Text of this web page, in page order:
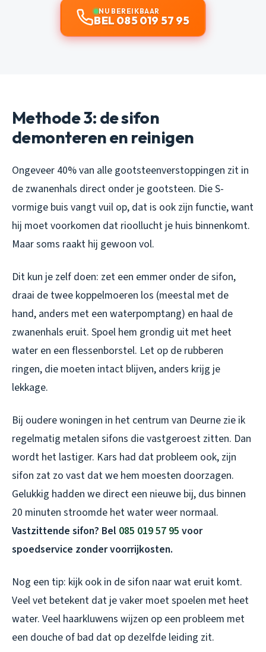
NU BEREIKBAAR
BEL 085 019 57 95
Methode 3: de sifon
demonteren en reinigen
Ongeveer 40% van alle gootsteenverstoppingen zit in
de zwanenhals direct onder je gootsteen. Die S-
vormige buis vangt vuil op, dat is ook zijn functie, want
hij moet voorkomen dat rioollucht je huis binnenkomt.
Maar soms raakt hij gewoon vol.
Dit kun je zelf doen: zet een emmer onder de sifon,
draai de twee koppelmoeren los (meestal met de
hand, anders met een waterpomptang) en haal de
zwanenhals eruit. Spoel hem grondig uit met heet
water en een flessenborstel. Let op de rubberen
ringen, die moeten intact blijven, anders krijg je
lekkage.
Bij oudere woningen in het centrum van Deurne zie ik
regelmatig metalen sifons die vastgeroest zitten. Dan
wordt het lastiger. Kars had dat probleem ook, zijn
sifon zat zo vast dat we hem moesten doorzagen.
Gelukkig hadden we direct een nieuwe bij, dus binnen
20 minuten stroomde het water weer normaal.
Vastzittende sifon? Bel 085 019 57 95 voor
spoedservice zonder voorrijkosten.
Nog een tip: kijk ook in de sifon naar wat eruit komt.
Veel vet betekent dat je vaker moet spoelen met heet
water. Veel haarkluwens wijzen op een probleem met
een douche of bad dat op dezelfde leiding zit.